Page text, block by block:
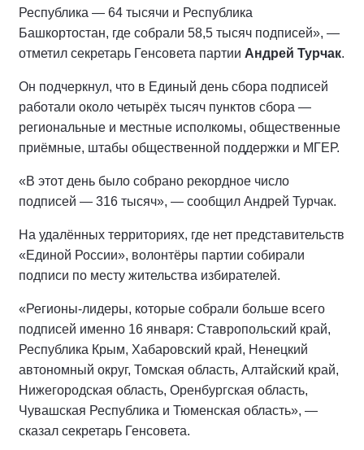
Республика — 64 тысячи и Республика
Башкортостан, где собрали 58,5 тысяч подписей», —
отметил секретарь Генсовета партии Андрей Турчак.
Он подчеркнул, что в Единый день сбора подписей
работали около четырёх тысяч пунктов сбора —
региональные и местные исполкомы, общественные
приёмные, штабы общественной поддержки и МГЕР.
«В этот день было собрано рекордное число
подписей — 316 тысяч», — сообщил Андрей Турчак.
На удалённых территориях, где нет представительств
«Единой России», волонтёры партии собирали
подписи по месту жительства избирателей.
«Регионы-лидеры, которые собрали больше всего
подписей именно 16 января: Ставропольский край,
Республика Крым, Хабаровский край, Ненецкий
автономный округ, Томская область, Алтайский край,
Нижегородская область, Оренбургская область,
Чувашская Республика и Тюменская область», —
сказал секретарь Генсовета.